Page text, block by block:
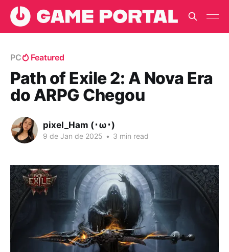
PC Featured
Path of Exile 2: A Nova Era
do ARPG Chegou
pixel_Ham (･ω･)
9 de Jan de 2025 • 3 min read